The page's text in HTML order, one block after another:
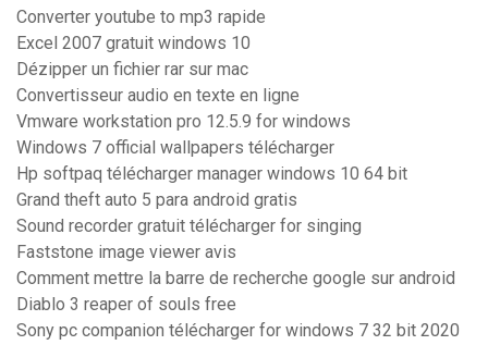
Converter youtube to mp3 rapide
Excel 2007 gratuit windows 10
Dézipper un fichier rar sur mac
Convertisseur audio en texte en ligne
Vmware workstation pro 12.5.9 for windows
Windows 7 official wallpapers télécharger
Hp softpaq télécharger manager windows 10 64 bit
Grand theft auto 5 para android gratis
Sound recorder gratuit télécharger for singing
Faststone image viewer avis
Comment mettre la barre de recherche google sur android
Diablo 3 reaper of souls free
Sony pc companion télécharger for windows 7 32 bit 2020